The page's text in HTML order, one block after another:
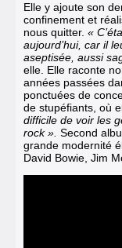
Elle y ajoute son
confinement et
nous quitter. «
aujourd’hui, car il
aseptisée, aussi
elle. Elle raconte
années passées
ponctuées de
de stupéfiants, où
difficile de voir les
rock ». Second
grande modernité
David Bowie, Jim